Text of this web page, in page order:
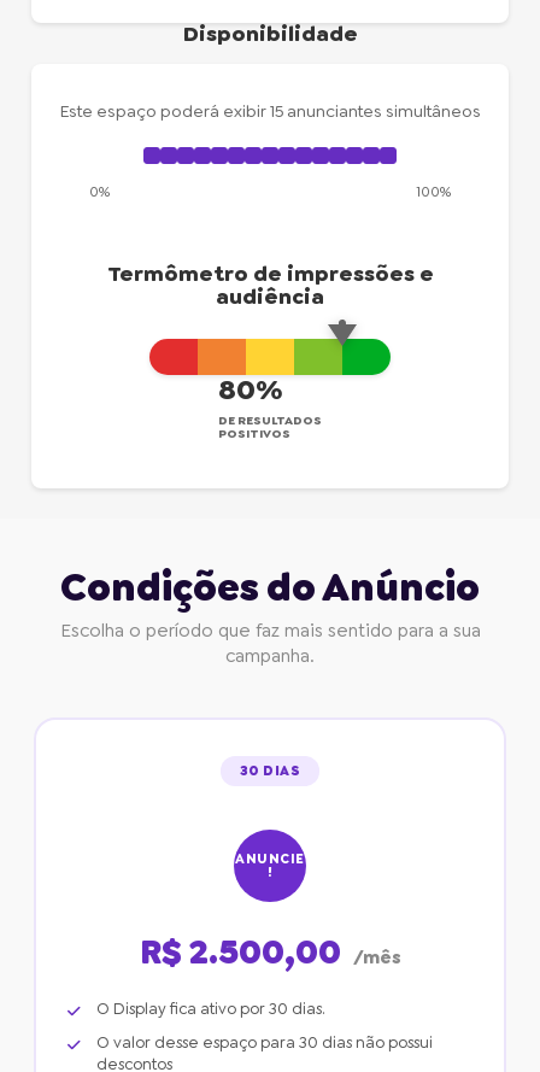
Disponibilidade
Este espaço poderá exibir 15 anunciantes simultâneos
0% 100%
Termômetro de impressões e
audiência
80%
DE RESULTADOS
POSITIVOS
Condições do Anúncio
Escolha o período que faz mais sentido para a sua
campanha.
30 DIAS
ANUNCIE
!
R$ 2.500,00 /mês
O Display fica ativo por 30 dias.
O valor desse espaço para 30 dias não possui
descontos